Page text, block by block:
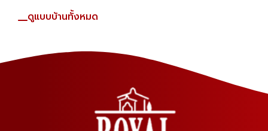
ดูแบบบ้านทั้งหมด